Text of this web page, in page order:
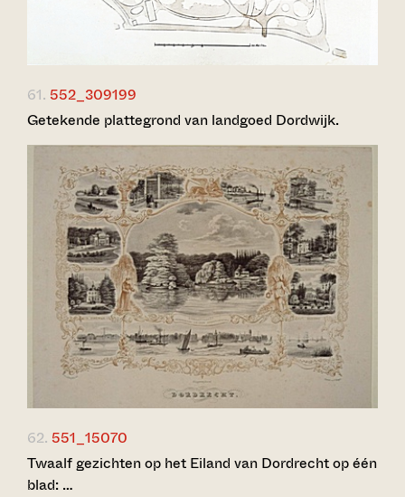
61. 552_309199
Getekende plattegrond van landgoed Dordwijk.
62. 551_15070
Twaalf gezichten op het Eiland van Dordrecht op één
blad: …